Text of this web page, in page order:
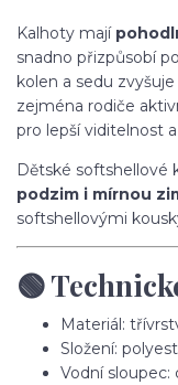
Kalhoty mají
snadno přizpůsobí
kolen a sedu
zejména rodiče
pro lepší viditelnost
Dětské softshellové
podzim i mírnou
softshellovými
🟢
Materiál:
Složení:
Vodní